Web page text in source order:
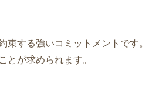
束する強いコミットメントです
とが求められます。